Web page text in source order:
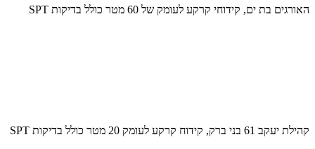
האורגים בת ים, קידוחי קרקע לעומק של 60 מטר כולל בדיקות SPT
קהילת יעקב 61 בני ברק, קידוח קרקע לעומק 20 מטר כולל בדיקות SPT